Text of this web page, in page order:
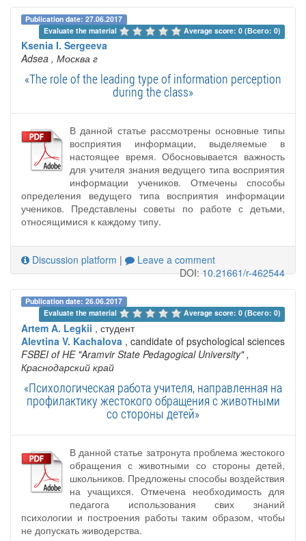
Publication date: 27.06.2017
Evaluate the material
Average score: 0 (Всего: 0)
Ksenia I. Sergeeva
Adsea , Москва г
«The role of the leading type of information perception
during the class»
В данной статье рассмотрены основные типы
восприятия информации, выделяемые в
настоящее время. Обосновывается важность
для учителя знания ведущего типа восприятия
информации учеников. Отмечены способы
определения ведущего типа восприятия информации
учеников. Представлены советы по работе с детьми,
относящимися к каждому типу.
Discussion platform |
Leave a comment
DOI:10.21661/r-462544
Publication date: 26.06.2017
Evaluate the material
Average score: 0 (Всего: 0)
Artem A. Legkii , студент
Alevtina V. Kachalova , candidate of psychological sciences
FSBEI of HE "Aramvir State Pedagogical University" ,
Краснодарский край
«Психологическая работа учителя, направленная на
профилактику жестокого обращения с животными
со стороны детей»
В данной статье затронута проблема жестокого
обращения с животными со стороны детей,
школьников. Предложены способы воздействия
на учащихся. Отмечена необходимость для
педагога использования свих знаний
психологии и построения работы таким образом, чтобы
не допускать живодерства.